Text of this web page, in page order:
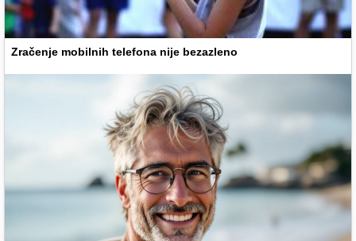
Zračenje mobilnih telefona nije bezazleno